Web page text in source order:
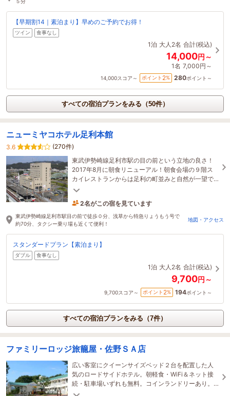
【早期割14｜素泊まり】早めのご予約でお得！
ツイン 食事なし
1泊 大人2名 合計(税込)
14,000円～
1名 7,000円～
14,000スコア～ ポイント 2% 280ポイント～
すべての宿泊プランをみる（50件）
ニューミヤコホテル足利本館
3.6
(270件)
東武伊勢崎線足利市駅の目の前という立地の良さ！
2017年8月に朝食リニューアル！朝食会場の９階ス
カイレストランからは足利の町並みと自然が一望で
き１日の良いスタートが切れます。夏はビアガーデ
2名がこの宿を見ています
1時間前に予約されました
東武伊勢崎線足利市駅目の前で徒歩０分、浅草から特急りょうもう号で
約70分、タクシー乗り場も近くて便利！
地図・アクセス
スタンダードプラン【素泊まり】
ダブル 食事なし
1泊 大人2名 合計(税込)
9,700円～
9,700スコア～ ポイント 2% 194ポイント～
すべての宿泊プランをみる（7件）
ファミリーロッジ旅籠屋・佐野ＳＡ店
広い客室にクイーンサイズベッド２台を配置した人
気のロードサイドホテル。朝軽食・WiFi＆ネット接
続・駐車場いずれも無料。コインランドリーあり。
ご家族、カップルやグループ、ビジネスにも最適。